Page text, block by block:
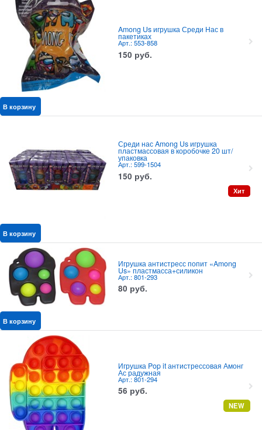
Among Us игрушка Среди Нас в
пакетиках
Арт.: 553-858
150 руб.
В корзину
Среди нас Among Us игрушка
пластмассовая в коробочке 20 шт/
упаковка
Арт.: 599-1504
150 руб.
Хит
В корзину
Игрушка антистресс попит «Among
Us» пластмасса+силикон
Арт.: 801-293
80 руб.
В корзину
Игрушка Pop it антистрессовая Амонг
Ас радужная
Арт.: 801-294
56 руб.
NEW